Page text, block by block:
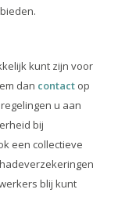
kunt zijn voor
dan contact op
u aan
bij
een collectieve
blij kunt